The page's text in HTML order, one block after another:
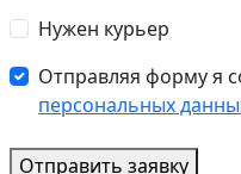
Нужен курьер
Отправляя форму я
персональных
Отправить заявку